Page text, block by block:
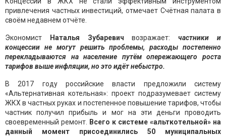
привлечения частных инвестиций, отмечает Счётная палата в
своём недавнем отчёте.
Экономист Наталья Зубаревич возражает:частники и
концессии не могут решить проблемы, расходы постепенно
перекладываются на население путём опережающего роста
тарифов выше инфляции, но это идёт небыстро.
В 2017 году российские власти предложили систему
«Альтернативная котельная»: проект подразумевает систему
ЖКХ в частных руках и постепенное повышение тарифов, чтобы
частник получил прибыль и мог на эти деньги проводить
своевременный ремонт.
Всего к системе «альткотельной» на
данный момент присоединились 50 муниципальных